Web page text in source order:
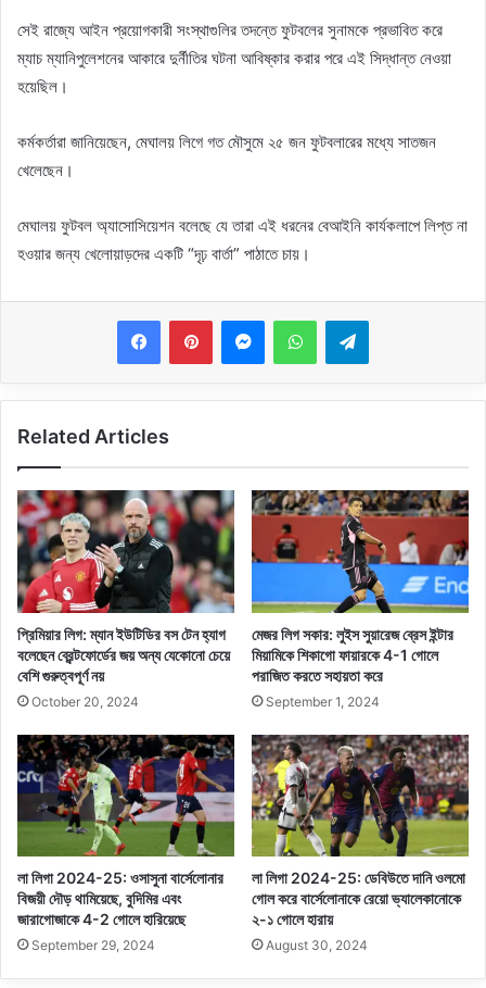
সেই রাজ্যে আইন প্রয়োগকারী সংস্থাগুলির তদন্তে ফুটবলের সুনামকে প্রভাবিত করে
ম্যাচ ম্যানিপুলেশনের আকারে দুর্নীতির ঘটনা আবিষ্কার করার পরে এই সিদ্ধান্ত নেওয়া
হয়েছিল।
কর্মকর্তারা জানিয়েছেন, মেঘালয় লিগে গত মৌসুমে ২৫ জন ফুটবলারের মধ্যে সাতজন
খেলেছেন।
মেঘালয় ফুটবল অ্যাসোসিয়েশন বলেছে যে তারা এই ধরনের বেআইনি কার্যকলাপে লিপ্ত না
হওয়ার জন্য খেলোয়াড়দের একটি “দৃঢ় বার্তা” পাঠাতে চায়।
MessengerWhatsAppTelegram
Related Articles
প্রিমিয়ার লিগ: ম্যান ইউটিডির বস টেন হ্যাগ
বলেছেন ব্রেন্টফোর্ডের জয় অন্য যেকোনো চেয়ে
বেশি গুরুত্বপূর্ণ নয়
October 20, 2024
মেজর লিগ সকার: লুইস সুয়ারেজ ব্রেস ইন্টার
মিয়ামিকে শিকাগো ফায়ারকে 4-1 গোলে
পরাজিত করতে সহায়তা করে
September 1, 2024
লা লিগা 2024-25: ওসাসুনা বার্সেলোনার
বিজয়ী দৌড় থামিয়েছে, বুদিমির এবং
জারাগোজাকে 4-2 গোলে হারিয়েছে
September 29, 2024
লা লিগা 2024-25: ডেবিউতে দানি ওলমো
গোল করে বার্সেলোনাকে রেয়ো ভ্যালেকানোকে
২-১ গোলে হারায়
August 30, 2024